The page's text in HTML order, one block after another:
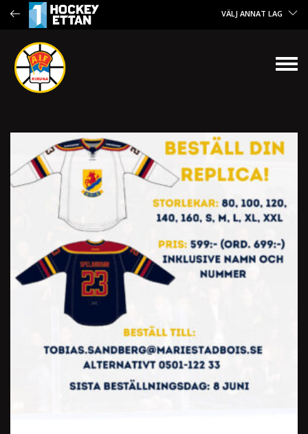
VÄLJ ANNAT LAG